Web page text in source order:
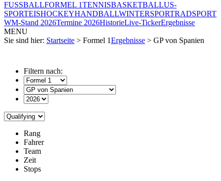
FUSSBALLFORMEL 1TENNISBASKETBALLUS-
SPORTEISHOCKEYHANDBALLWINTERSPORTRADSPORT
WM-Stand 2026Termine 2026HistorieLive-TickerErgebnisse
MENU
Sie sind hier: Startseite > Formel 1Ergebnisse > GP von Spanien
Filtern nach:
Rang
Fahrer
Team
Zeit
Stops